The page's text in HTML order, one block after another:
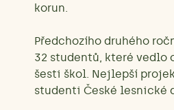
korun.
Předchozího druhého
32 studentů, které vedlo
šesti škol. Nejlepší
studenti České lesnické